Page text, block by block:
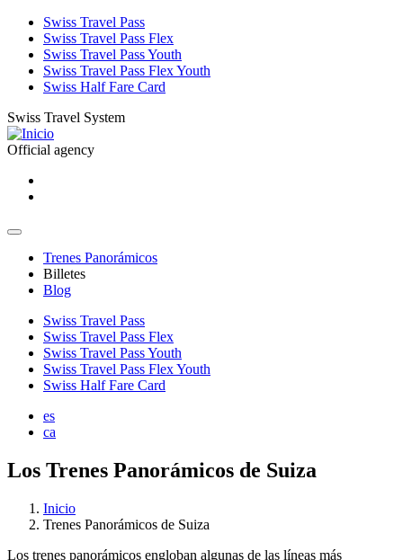
Swiss Travel Pass
Swiss Travel Pass Flex
Swiss Travel Pass Youth
Swiss Travel Pass Flex Youth
Swiss Half Fare Card
Swiss Travel System
Official agency
Trenes Panorámicos
Billetes
Blog
Swiss Travel Pass
Swiss Travel Pass Flex
Swiss Travel Pass Youth
Swiss Travel Pass Flex Youth
Swiss Half Fare Card
es
ca
Los Trenes Panorámicos de Suiza
Inicio
Trenes Panorámicos de Suiza
Los trenes panorámicos engloban algunas de las líneas más